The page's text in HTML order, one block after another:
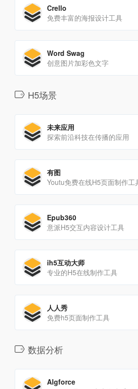
Crello
免费丰富的海报设计工具
Word Swag
创意图片加彩色文字
H5场景
未来应用
探索前沿科技在传播的应用
有图
Youtu免费在线H5页面制作工
Epub360
意派H5交互内容设计工具
ih5互动大师
专业的H5在线制作工具
人人秀
免费h5页面制作工具
数据分析
Algforce